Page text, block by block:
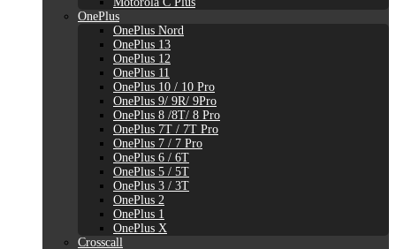
OnePlus
OnePlus Nord
OnePlus 13
OnePlus 12
OnePlus 11
OnePlus 10 / 10 Pro
OnePlus 9/ 9R/ 9Pro
OnePlus 8 /8T/ 8 Pro
OnePlus 7T / 7T Pro
OnePlus 7 / 7 Pro
OnePlus 6 / 6T
OnePlus 5 / 5T
OnePlus 3 / 3T
OnePlus 2
OnePlus 1
OnePlus X
Crosscall